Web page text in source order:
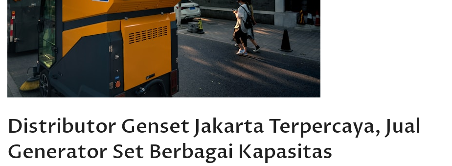
Distributor Genset Jakarta Terpercaya, Jual
Generator Set Berbagai Kapasitas